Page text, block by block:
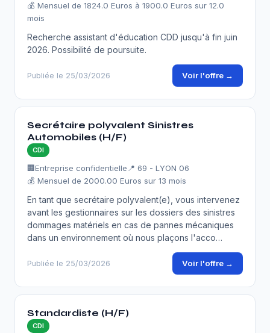
💰 Mensuel de 1824.0 Euros à 1900.0 Euros sur 12.0
mois
Recherche assistant d'éducation CDD jusqu'à fin juin
2026. Possibilité de poursuite.
Publiée le 25/03/2026 Voir l'offre →
Secrétaire polyvalent Sinistres
Automobiles (H/F)
CDI
🏢Entreprise confidentielle 📍 69 - LYON 06
💰 Mensuel de 2000.00 Euros sur 13 mois
En tant que secrétaire polyvalent(e), vous intervenez
avant les gestionnaires sur les dossiers des sinistres
dommages matériels en cas de pannes mécaniques
dans un environnement où nous plaçons l'acco…
Publiée le 25/03/2026 Voir l'offre →
Standardiste (H/F)
CDI